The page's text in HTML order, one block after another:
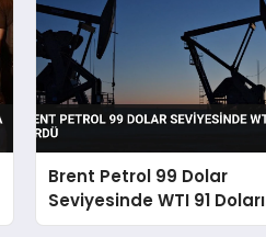
Brent Petrol 99 Dolar
Seviyesinde WTI 91 Doları
Gördü